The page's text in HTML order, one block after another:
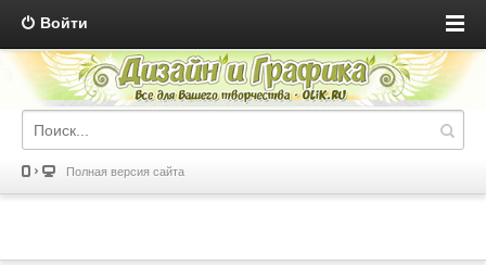
Войти
Полная версия сайта